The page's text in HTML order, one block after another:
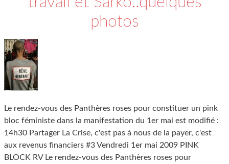
photos
Le rendez-vous des Panthères roses pour constituer un pink
bloc féministe dans la manifestation du 1er mai est modifié :
14h30 Partager La Crise, c'est pas à nous de la payer, c'est
aux revenus financiers #3 Vendredi 1er mai 2009 PINK
BLOCK RV Le rendez-vous des Panthères roses pour